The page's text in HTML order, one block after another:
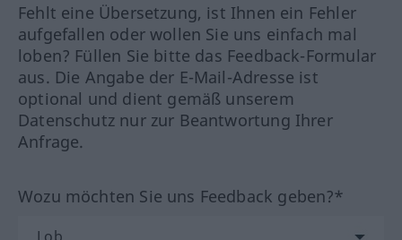
Fehlt eine Übersetzung, ist Ihnen ein Fehler
aufgefallen oder wollen Sie uns einfach mal
loben? Füllen Sie bitte das Feedback-Formular
aus. Die Angabe der E-Mail-Adresse ist
optional und dient gemäß unserem
Datenschutz nur zur Beantwortung Ihrer
Anfrage.
Wozu möchten Sie uns Feedback geben?*